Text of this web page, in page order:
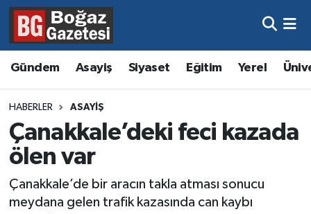
Gündem Asayiş Siyaset Eğitim Yerel
HABERLER ASAYIŞ
Çanakkale’deki feci kazada
ölen var
Çanakkale’de bir aracın takla atması sonucu
meydana gelen trafik kazasında can kaybı
Asayiş
Eğitim
Ekonomi
Gündem
Hava Durumu
Trafik Durumu
Süper Lig Puan Durumu ve Fikstür
Tüm Manşetler